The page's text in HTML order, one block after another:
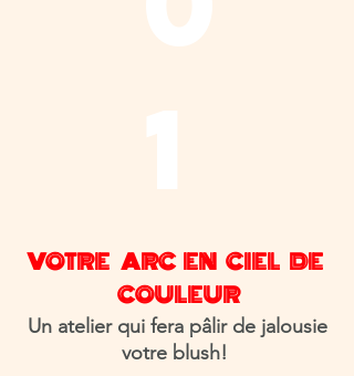
FABIENNE,
VOTRE COACH EN IMAGE
VOTRE ARC EN CIEL DE
COULEUR
Un atelier qui fera pâlir de jalousie
votre blush!